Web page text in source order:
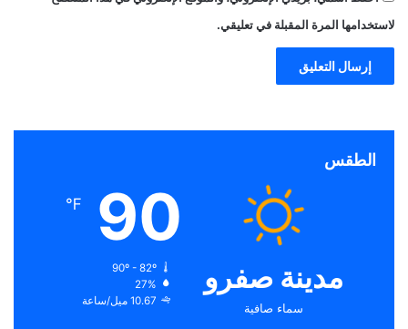
لاستخدامها المرة المقبلة في تعليقي.
الطقس
مدينة صفرو
سماء صافية
90
℉
90º - 82º
27%
10.67 ميل/ساعة